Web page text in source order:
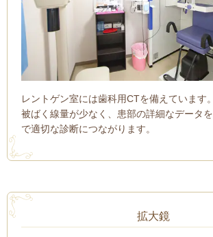
レントゲン室には歯科用CTを備えています
被ばく線量が少なく、患部の詳細なデータ
で適切な診断につながります。
拡大鏡